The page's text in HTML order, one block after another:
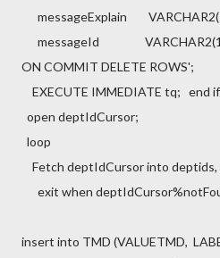
messageExplain
messageId
ON COMMIT DELETE ROWS';
EXECUTE IMMEDIATE tq; end
open deptIdCursor;
loop
Fetch deptIdCursor into deptids,
exit when
insert into TMD (VALUETMD,